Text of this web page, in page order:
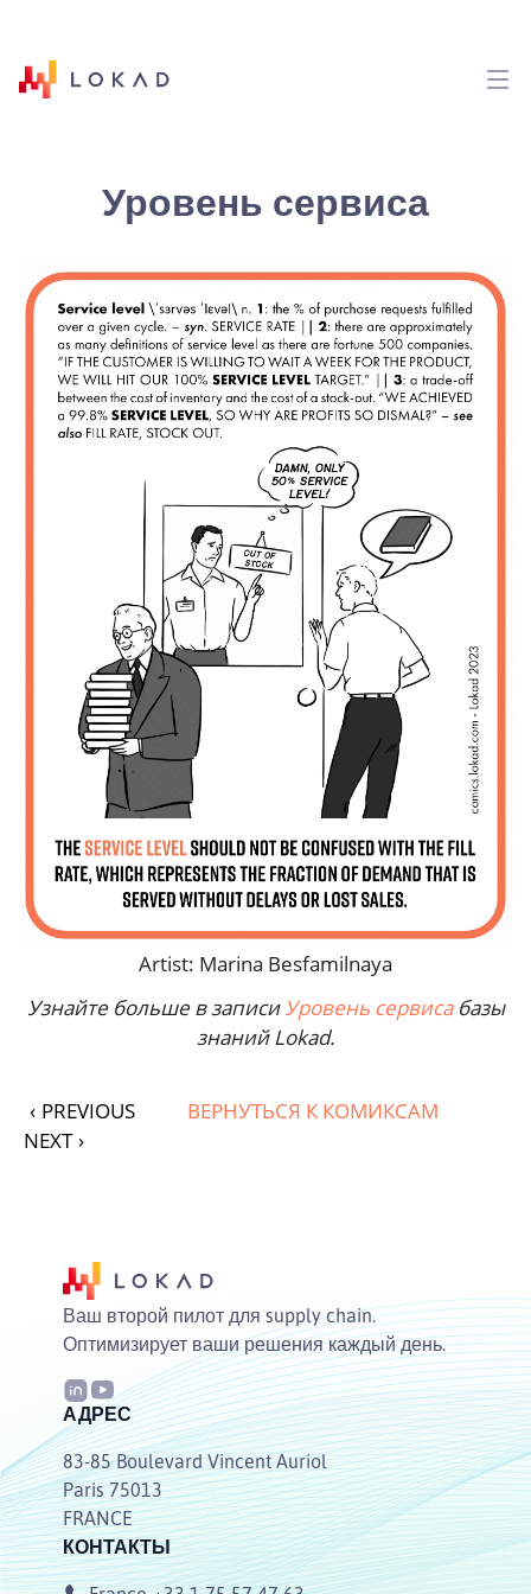
Уровень сервиса
Artist: Marina Besfamilnaya
Узнайте больше в записиУровень сервисабазы
знаний Lokad.
‹ PREVIOUS
ВЕРНУТЬСЯ К КОМИКСАМ
NEXT ›
Ваш второй пилот для supply chain.
Оптимизирует ваши решения каждый день.
АДРЕС
83-85 Boulevard Vincent Auriol
Paris 75013
FRANCE
КОНТАКТЫ